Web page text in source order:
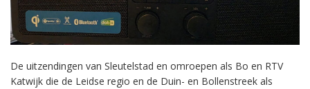
De uitzendingen van Sleutelstad en omroepen als Bo en RTV
Katwijk die de Leidse regio en de Duin- en Bollenstreek als